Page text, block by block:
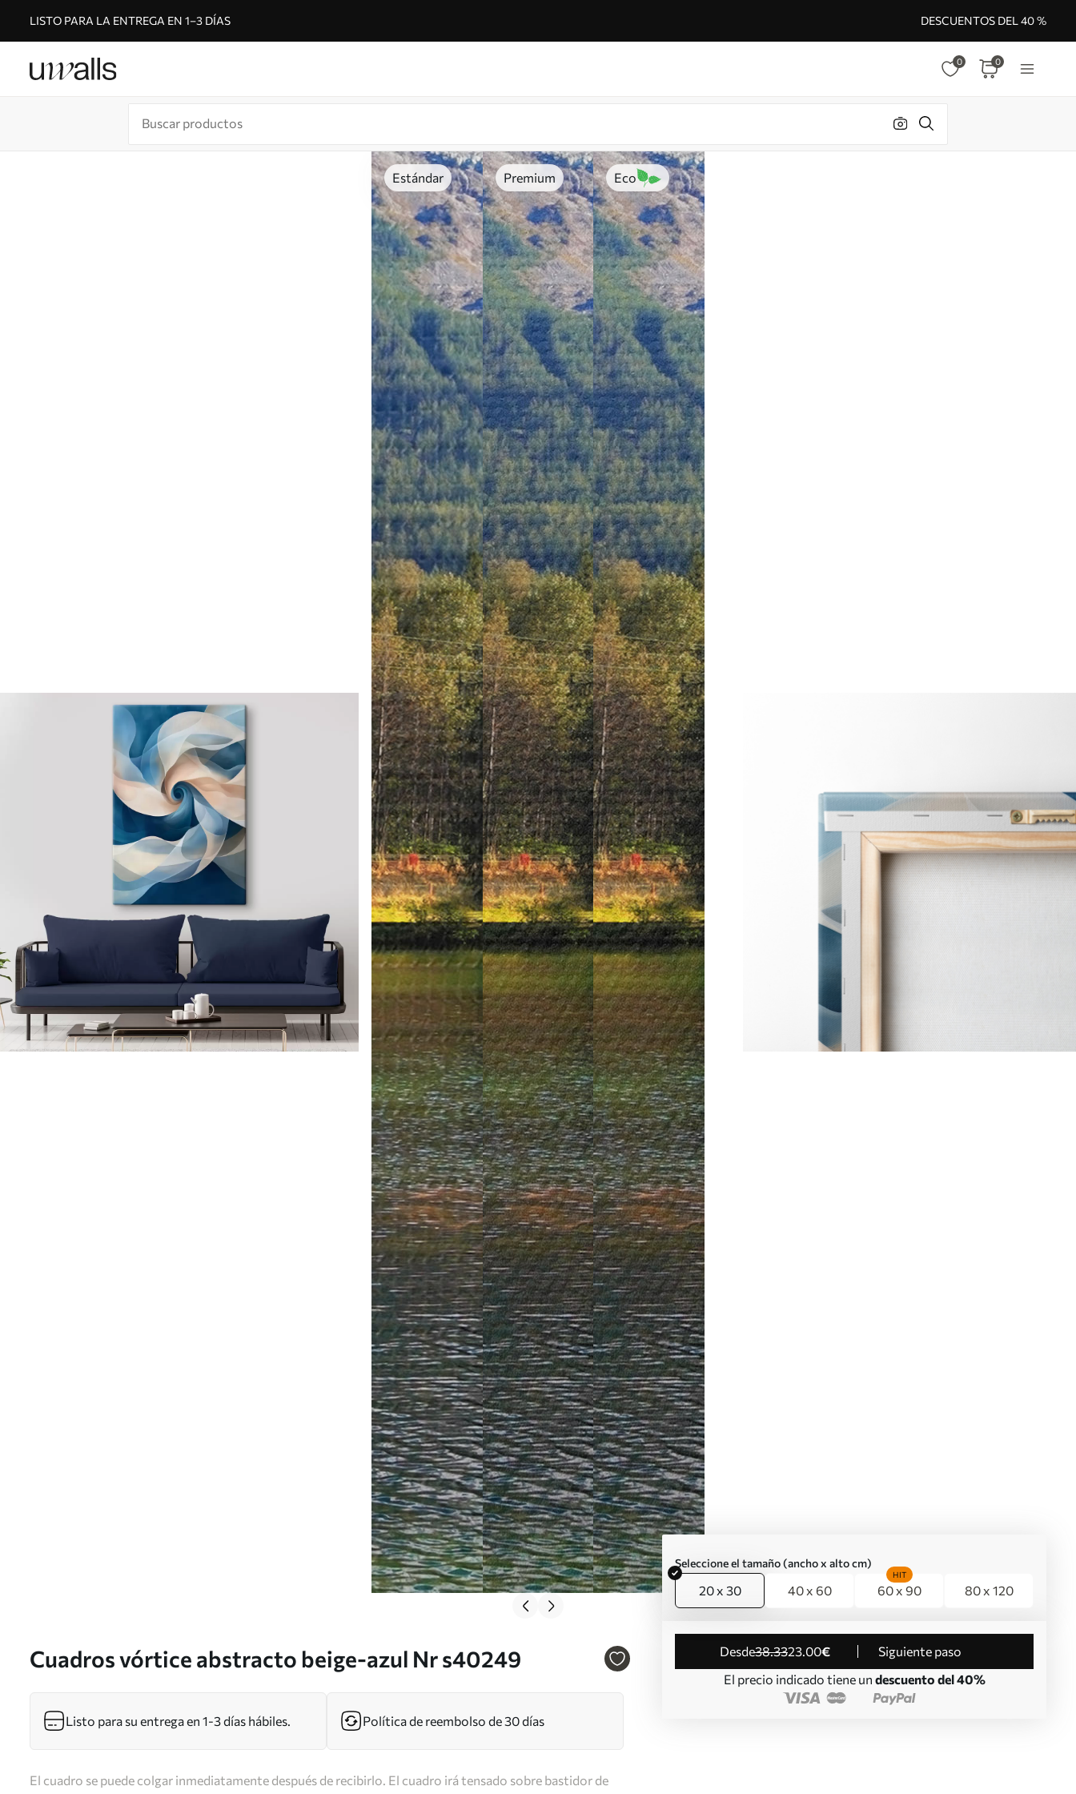
LISTO PARA LA ENTREGA EN 1–3 DÍAS DESCUENTOS DEL 40 %
0 0
Estándar Premium Eco
Cuadros vórtice abstracto beige-azul Nr s40249
Seleccione el tamaño (ancho x alto cm)
20 x 30 40 x 60 60 x 90
HIT
80 x 120
desde38.3323.00€
Siguiente paso
El precio indicado tiene un descuento del 40%
Listo para su entrega en 1-3 días hábiles. Política de reembolso de 30 días
El cuadro se puede colgar inmediatamente después de recibirlo. El cuadro irá tensado sobre bastidor de